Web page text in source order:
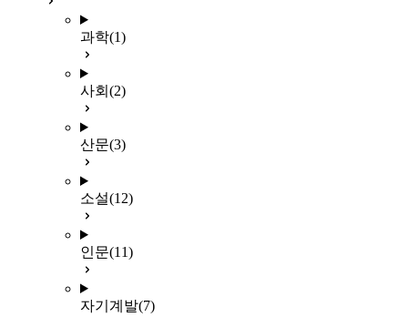
과학(1)
사회 (2)
산문(3)
소설(12)
인문(11)
자기계발(7)